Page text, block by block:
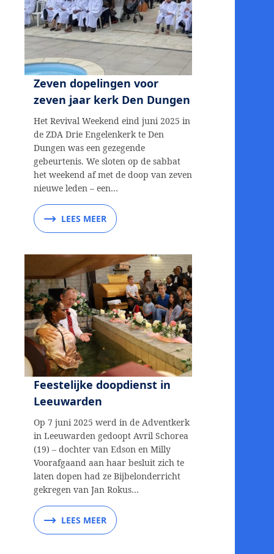
Zeven dopelingen voor
zeven jaar kerk Den Dungen
Het Revival Weekend eind juni 2025 in
de ZDA Drie Engelenkerk te Den
Dungen was een gezegende
gebeurtenis. We sloten op de sabbat
het weekend af met de doop van zeven
nieuwe leden – een…
LEES MEER
Feestelijke doopdienst in
Leeuwarden
Op 7 juni 2025 werd in de Adventkerk
in Leeuwarden gedoopt Avril Schorea
(19) – dochter van Edson en Milly
Voorafgaand aan haar besluit zich te
laten dopen had ze Bijbelonderricht
gekregen van Jan Rokus…
LEES MEER